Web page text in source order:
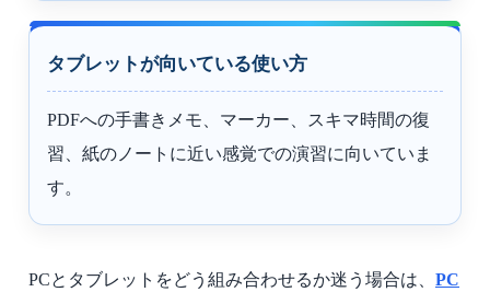
タブレットが向いている使い方
PDFへの手書きメモ、マーカー、スキマ時間の復
習、紙のノートに近い感覚での演習に向いていま
す。
PCとタブレットをどう組み合わせるか迷う場合は、 PC